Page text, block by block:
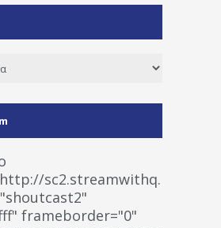
frameborder="0"